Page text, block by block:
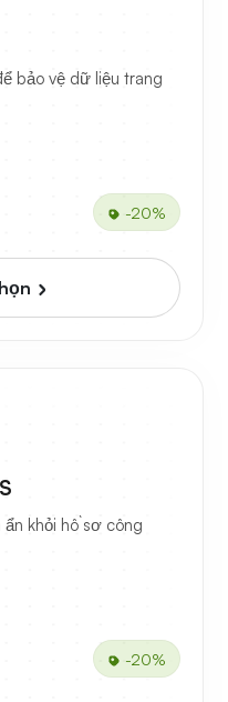
bảo vệ dữ liệu trang
-20%
khỏi hồ sơ công
-20%